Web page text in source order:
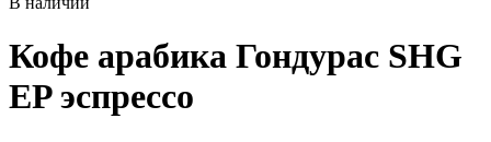
Кофе арабика Гондурас SHG
EP эспрессо